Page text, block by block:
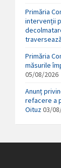
Primăria
intervenții
Primăria
măsurile
05/08/2026
Anunț
refacere a
Oituz 03/